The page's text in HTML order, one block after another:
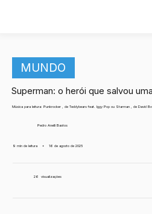
MUNDO
Superman: o herói que salvou
Música para leitura: Punkrocker , de Teddybears feat. Iggy Pop ou Starman , de David
Pedro Anelli Bastos
9 min de leitura • 16 de agosto de 2025
26 visualizações